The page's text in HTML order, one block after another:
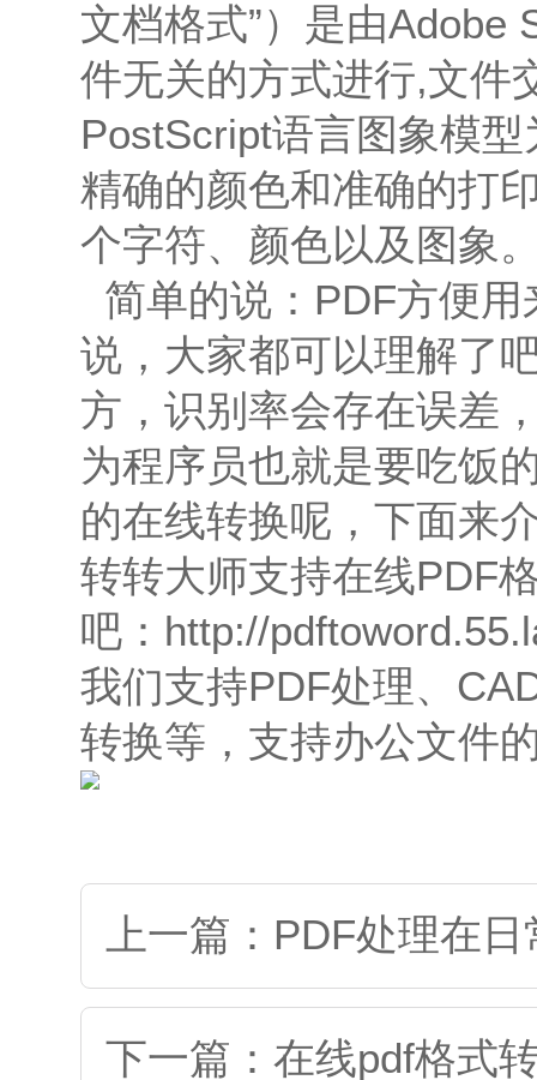
文档格式”）是由Adobe
件无关的方式进行,文件
PostScript语言图象模
精确的颜色和准确的打
个字符、颜色以及图象
简单的说：PDF方便
说，大家都可以理解了
方，识别率会存在误差
为程序员也就是要吃饭
的在线转换呢，下面来
转转大师支持在线PDF
吧： http://
我们支持PDF处理、
转换等，支持办公文件
上一篇：PDF处理在
下一篇：在线pdf格式